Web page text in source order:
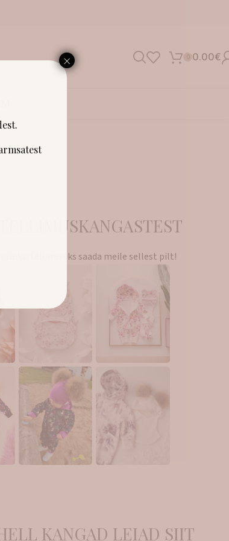
0 0.00€
tellimiseks saada meile sellest pilt!
KANGAD LEIAD SIIT
×